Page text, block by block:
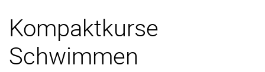
Kompaktkurse
Schwimmen